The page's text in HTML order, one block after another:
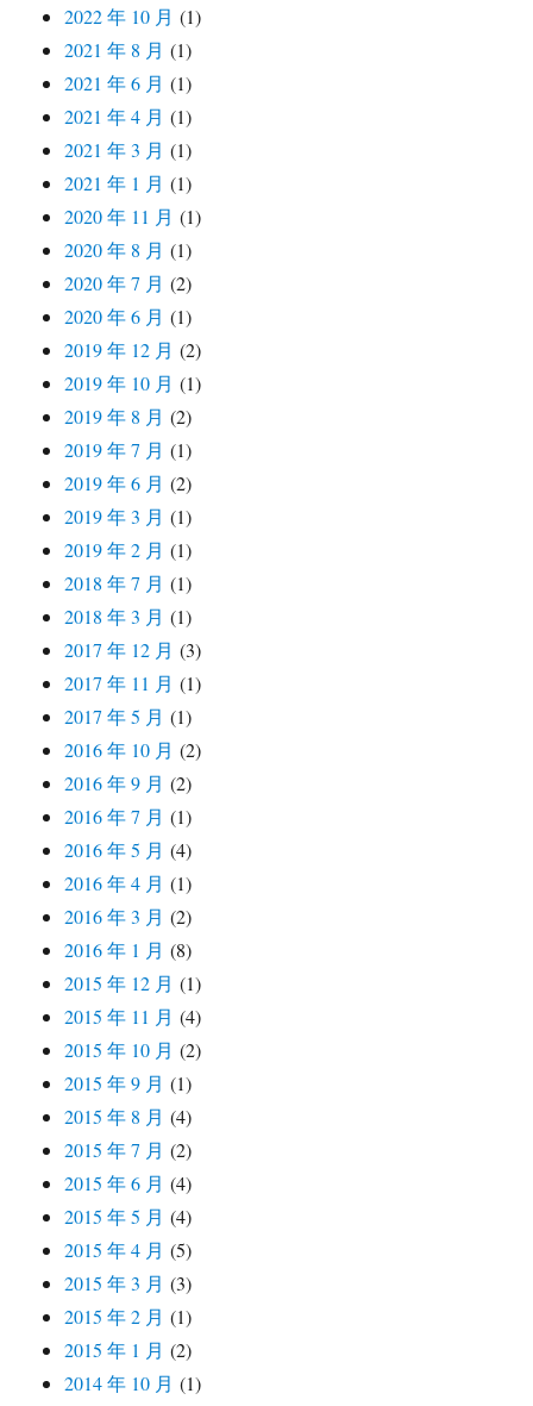
2022 年 10 月 (1)
2021 年 8 月 (1)
2021 年 6 月 (1)
2021 年 4 月 (1)
2021 年 3 月 (1)
2021 年 1 月 (1)
2020 年 11 月 (1)
2020 年 8 月 (1)
2020 年 7 月 (2)
2020 年 6 月 (1)
2019 年 12 月 (2)
2019 年 10 月 (1)
2019 年 8 月 (2)
2019 年 7 月 (1)
2019 年 6 月 (2)
2019 年 3 月 (1)
2019 年 2 月 (1)
2018 年 7 月 (1)
2018 年 3 月 (1)
2017 年 12 月 (3)
2017 年 11 月 (1)
2017 年 5 月 (1)
2016 年 10 月 (2)
2016 年 9 月 (2)
2016 年 7 月 (1)
2016 年 5 月 (4)
2016 年 4 月 (1)
2016 年 3 月 (2)
2016 年 1 月 (8)
2015 年 12 月 (1)
2015 年 11 月 (4)
2015 年 10 月 (2)
2015 年 9 月 (1)
2015 年 8 月 (4)
2015 年 7 月 (2)
2015 年 6 月 (4)
2015 年 5 月 (4)
2015 年 4 月 (5)
2015 年 3 月 (3)
2015 年 2 月 (1)
2015 年 1 月 (2)
2014 年 10 月 (1)